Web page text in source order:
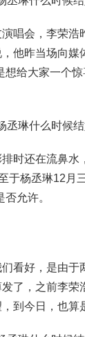
唱会，李荣
他昨当场向
给大家一个
时还在流鼻
于杨丞琳12
允许。
看好，是由
了，之前李
到今日，也算